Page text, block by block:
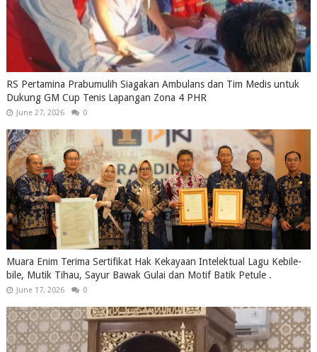
RS Pertamina Prabumulih Siagakan Ambulans dan Tim Medis untuk
Dukung GM Cup Tenis Lapangan Zona 4 PHR
June 27, 2026 0
Muara Enim Terima Sertifikat Hak Kekayaan Intelektual Lagu Kebile-
bile, Mutik Tihau, Sayur Bawak Gulai dan Motif Batik Petule .
June 17, 2026 0